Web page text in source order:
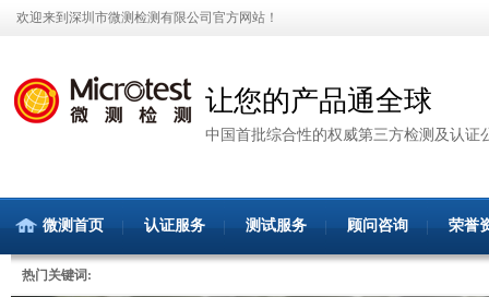
欢迎来到深圳市微测检测有限公司官方网站！
让您的产品通全球
中国首批综合性的权威第三方检测及认证
微测首页 认证服务 测试服务 顾问咨询 荣誉
热门关键词: